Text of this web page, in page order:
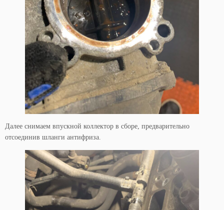
Далее снимаем впускной коллектор в сборе, предварительно
отсоединив шланги антифриза.